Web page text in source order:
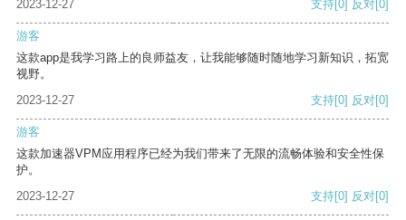
2023-12-27 支持 [0] 反对 [0]
游客
这款app是我学习路上的良师益友，让我能够随时随地学习新知识，拓宽
视野。
2023-12-27
支持[0] 反对[0]
游客
这款加速器VPM应用程序已经为我们带来了无限的流畅体验和安全性保
护。
2023-12-27
支持[0] 反对[0]